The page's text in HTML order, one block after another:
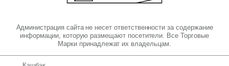
Администрация сайта не несет ответственности за содержание
информации, которую размещают посетители. Все Торговые
Марки принадлежат их владельцам.